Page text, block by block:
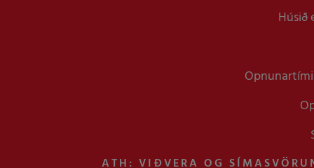
Húsið
ATH: VIÐVERA OG